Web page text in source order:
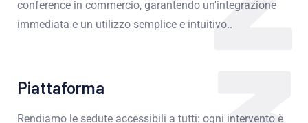
conference in commercio, garantendo un'integrazione
immediata e un utilizzo semplice e intuitivo..
Piattaforma
Rendiamo le sedute accessibili a tutti: ogni intervento è